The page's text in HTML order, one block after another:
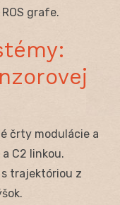
grafe.
črty modulácie a
C2 linkou.
trajektóriou z